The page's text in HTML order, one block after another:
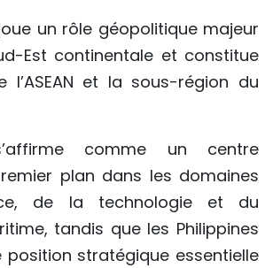
un rôle géopolitique majeur
Est continentale et constitue
l’ASEAN et la sous-région du
comme un centre
plan dans les domaines
de la technologie et du
tandis que les Philippines
position stratégique essentielle